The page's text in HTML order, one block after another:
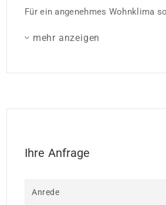
Für ein angenehmes Wohnklima
mehr anzeigen
Ihre Anfrage
Anrede